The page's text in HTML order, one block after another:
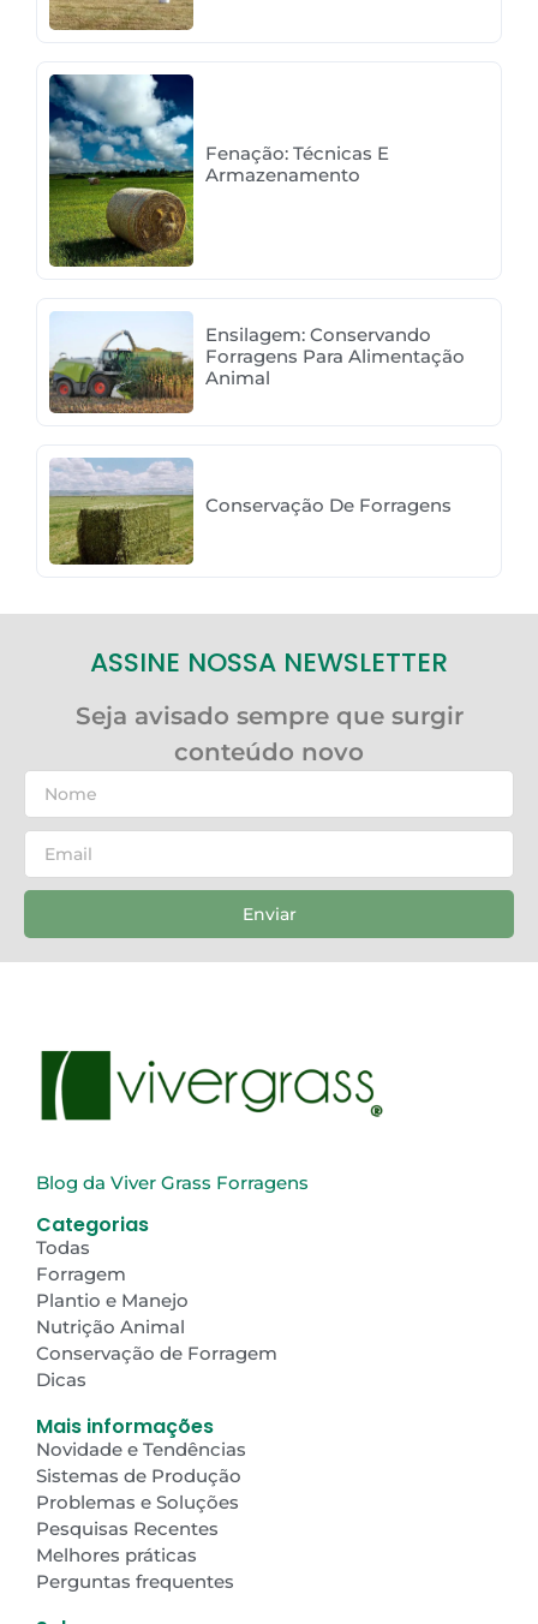
Fenação: Técnicas E
Armazenamento
Ensilagem: Conservando
Forragens Para Alimentação
Animal
Conservação De Forragens
ASSINE NOSSA NEWSLETTER
Seja avisado sempre que surgir
conteúdo novo
Enviar
Blog da Viver Grass Forragens
Categorias
Todas
Forragem
Plantio e Manejo
Nutrição Animal
Conservação de Forragem
Dicas
Mais informações
Novidade e Tendências
Sistemas de Produção
Problemas e Soluções
Pesquisas Recentes
Melhores práticas
Perguntas frequentes